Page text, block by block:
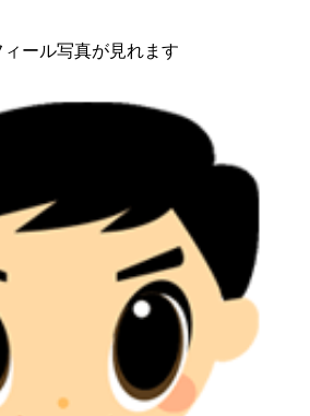
ール写真が見れます